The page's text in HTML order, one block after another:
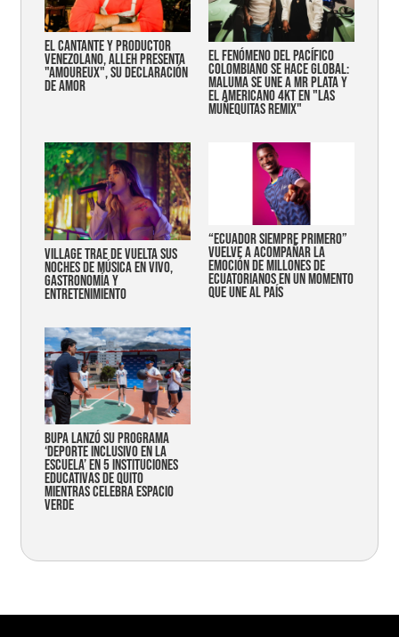
EL CANTANTE Y PRODUCTOR
VENEZOLANO, ALLEH PRESENTA
"AMOUREUX", SU DECLARACIÓN
DE AMOR
EL FENÓMENO DEL PACÍFICO
COLOMBIANO SE HACE GLOBAL:
MALUMA SE UNE A MR PLATA Y
EL AMERICANO 4KT EN "LAS
MUÑEQUITAS REMIX"
Village trae de vuelta sus
noches de música en vivo,
gastronomía y
entretenimiento
“Ecuador siempre primero”
vuelve a acompañar la
emoción de millones de
ecuatorianos en un momento
que une al país
Bupa lanzó su programa
‘Deporte Inclusivo en la
Escuela’ en 5 instituciones
educativas de Quito
mientras celebra espacio
verde